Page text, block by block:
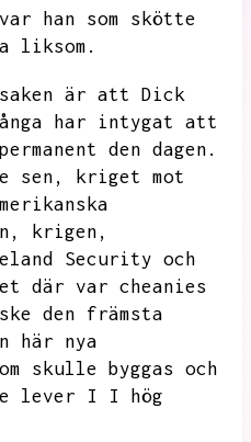
han som skötte
liksom.
är att Dick
har intygat att
den dagen.
sen,
kriget mot
krigen,
Security och
där var cheanies
den främsta
här nya
skulle byggas och
lever I I hög